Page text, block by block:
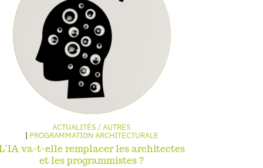
ACTUALITÉS / AUTRES
PROGRAMMATION ARCHITECTURALE
va-t-elle remplacer les architectes
et les programmistes ?